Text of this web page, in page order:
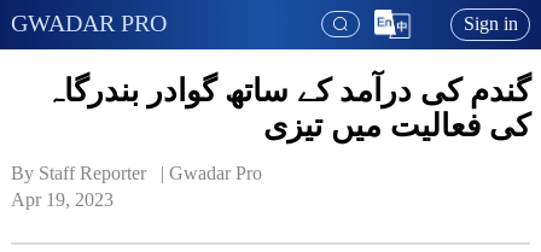
GWADAR PRO Sign in
گندم کی درآمد کے ساتھ گوادر بندرگاہ
کی فعالیت میں تیزی
By Staff Reporter   | Gwadar Pro
Apr 19, 2023